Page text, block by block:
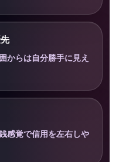
からは自分勝手に見え
感覚で信用を左右しや